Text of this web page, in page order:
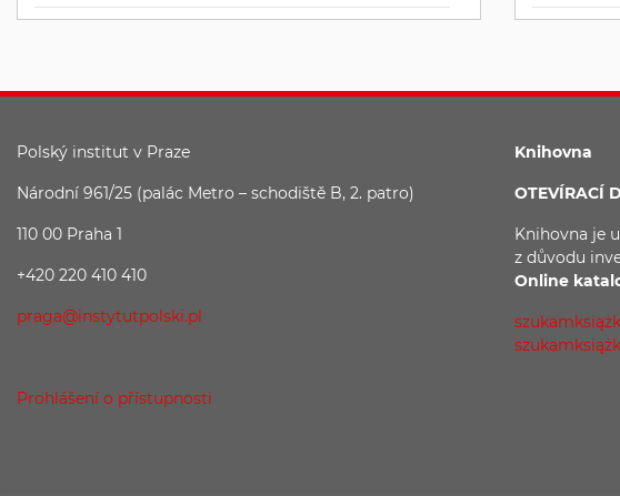
Polský institut v Praze
Národní 961/25 (palác Metro – schodiště B, 2. patro)
110 00 Praha 1
+420 220 410 410
praga@instytutpolski.pl
Prohlášení o přístupnosti
Knihovna
OTEVÍRACÍ
Knihovna je
z důvodu
Online